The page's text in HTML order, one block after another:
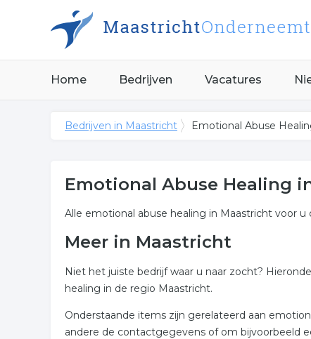
Home Bedrijven Vacatures
Bedrijven in Maastricht Emotional Abuse
Emotional Abuse Healing
Alle emotional abuse healing in Maastricht voor
Meer in Maastricht
Niet het juiste bedrijf waar u naar zocht?
healing in de regio Maastricht.
Onderstaande items zijn gerelateerd aan
andere de contactgegevens of om bijvoorbeeld